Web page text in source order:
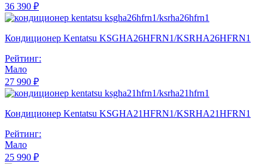
36 390 ₽
Кондиционер Kentatsu KSGHA26HFRN1/KSRHA26HFRN1
Рейтинг:
Мало
27 990 ₽
Кондиционер Kentatsu KSGHA21HFRN1/KSRHA21HFRN1
Рейтинг:
Мало
25 990 ₽